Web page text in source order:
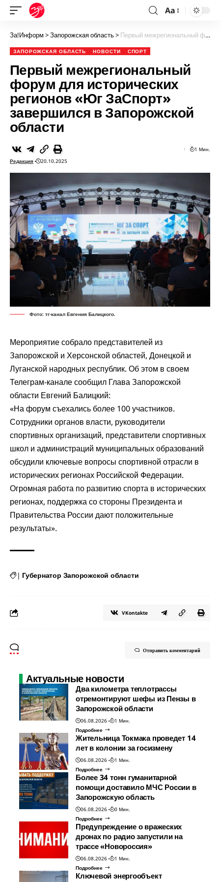
Aa
За!Информ >Запорожская область> Первый межрегиональный форум для исторических регионов «Юг ЗаСпорт» завершился в Запорожской области
ЗАПОРОЖСКАЯ ОБЛАСТЬ НОВОСТИ СПОРТ
Первый межрегиональный
форум для исторических
регионов «Юг ЗаСпорт»
завершился в Запорожской
области
Редакция 20.10.2025
1 Мин.
Фото: тг-канал Евгения Балицкого.
Мероприятие собрало представителей из
Запорожской и Херсонской областей, Донецкой и
Луганской народных республик. Об этом в своем
Телеграм-канале сообщил Глава Запорожской
области Евгений Балицкий:
«На форум съехались более 100 участников.
Сотрудники органов власти, руководители
спортивных организаций, представители спортивных
школ и администраций муниципальных образований
обсудили ключевые вопросы спортивной отрасли в
исторических регионах Российской Федерации.
Огромная работа по развитию спорта в исторических
регионах, поддержка со стороны Президента и
Правительства России дают положительные
результаты».
| Губернатор Запорожской области
VKontakte
Отправить комментарий
Актуальные новости
Два километра теплотрассы
отремонтируют шефы из Пензы в
Запорожской области
06.08.2026
1 Мин.
Подробнее
Жительница Токмака проведет 14
лет в колонии за госизмену
06.08.2026
1 Мин.
Подробнее
Более 34 тонн гуманитарной
помощи доставило МЧС России в
Запорожскую область
06.08.2026
0 Мин.
Подробнее
Предупреждение о вражеских
дронах по радио запустили на
трассе «Новороссия»
06.08.2026
1 Мин.
Подробнее
Ключевой энергообъект